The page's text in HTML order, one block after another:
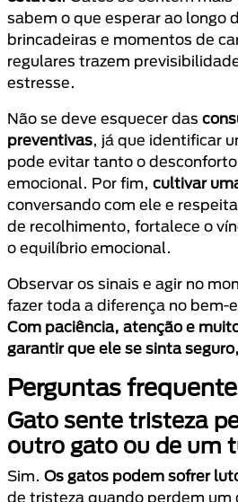
sabem o que esperar ao longo
brincadeiras e momentos de
regulares trazem
estresse.
Não se deve esquecer das
preventivas , já que identificar
pode evitar tanto o
emocional. Por fim, cultivar
conversando com ele e
de recolhimento, fortalece o
o equilíbrio emocional.
Observar os sinais e agir no
fazer toda a diferença no bem-
Com paciência, atenção e
garantir que ele se sinta
Perguntas
Gato sente tristeza
outro gato ou de um
Sim. Os gatos podem sofrer
de tristeza quando perdem um